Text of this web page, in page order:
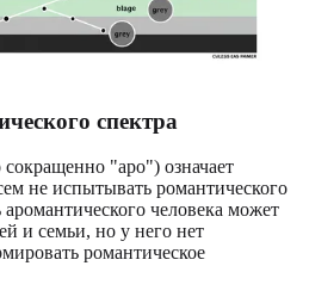
спектра
сокращенно "аро") означает
не испытывать романтического
человека может
и семьи, но у него нет
романтическое